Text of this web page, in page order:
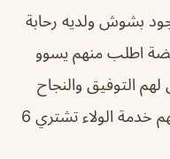
بشوش ولديه رحابة
اطلب منهم يسوو
التوفيق والنجاح
حيث انني زبون دائم لهم ايضا لديهم خدمة الولاء تشتري 6